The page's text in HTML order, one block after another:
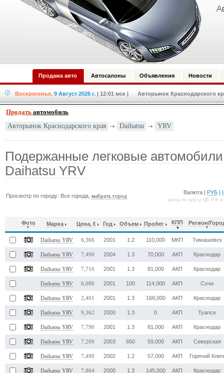
Продажа авто Автосалоны Объявления Новости
Воскресенье, 9 Август 2026 г. | 12:01 мск | Авторынок Краснодарского
Продать автомобиль
Авторынок Краснодарского края
Daihatsu YRV
Подержанные легковые автомобили
Daihatsu YRV
Просмотр по городу: Все города,выбрать город
Валюта | РУБ |
цены по курсу ЦБ РФ
Фото Марка Цена, € Год Объем Пробег КПП Регион/
Daihatsu YRV 6,366 2001 1.2 110,000 МКП Тимашевск
Daihatsu YRV 7,490 2004 1.3 70,000 АКП Краснодар
Daihatsu YRV 7,716 2001 1.3 81,000 АКП Краснодар
Daihatsu YRV 6,086 2001 100 114,000 АКП Сочи
Daihatsu YRV 2,401 2001 1.3 168,000 АКП Краснодар
Daihatsu YRV 9,362 2000 1.3 0 АКП Туапсе
Daihatsu YRV 7,790 2001 1.3 81,000 АКП Краснодар
Daihatsu YRV 7,209 2003 650 59,000 АКП Северская
Daihatsu YRV 7,490 2002 1.2 57,000 АКП Горячий
Daihatsu YRV 7,864 2000 1.3 145,000 АКП Краснодар